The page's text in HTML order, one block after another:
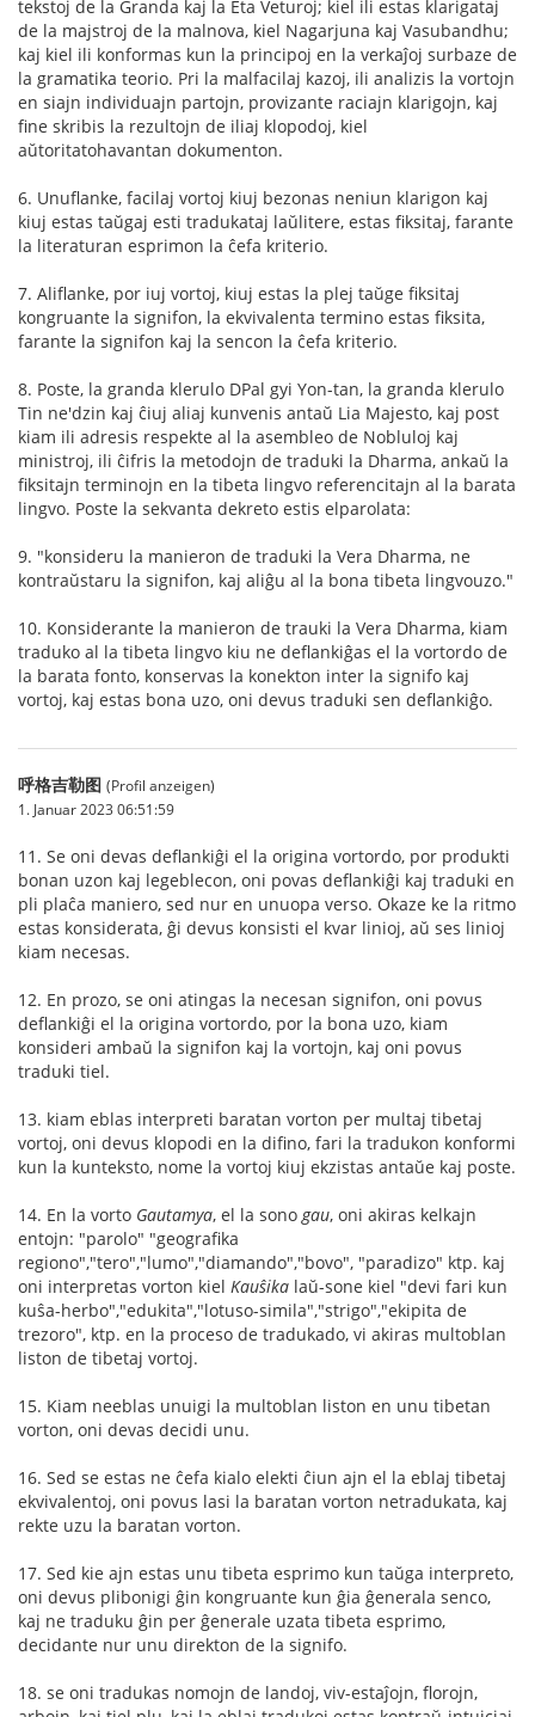
tekstoj de la Granda kaj la Eta Veturoj; kiel ili estas klarigataj
de la majstroj de la malnova, kiel Nagarjuna kaj Vasubandhu;
kaj kiel ili konformas kun la principoj en la verkaĵoj surbaze de
la gramatika teorio. Pri la malfacilaj kazoj, ili analizis la vortojn
en siajn individuajn partojn, provizante raciajn klarigojn, kaj
fine skribis la rezultojn de iliaj klopodoj, kiel
aŭtoritatohavantan dokumenton.
6. Unuflanke, facilaj vortoj kiuj bezonas neniun klarigon kaj
kiuj estas taŭgaj esti tradukataj laŭlitere, estas fiksitaj, farante
la literaturan esprimon la ĉefa kriterio.
7. Aliflanke, por iuj vortoj, kiuj estas la plej taŭge fiksitaj
kongruante la signifon, la ekvivalenta termino estas fiksita,
farante la signifon kaj la sencon la ĉefa kriterio.
8. Poste, la granda klerulo DPal gyi Yon-tan, la granda klerulo
Tin ne'dzin kaj ĉiuj aliaj kunvenis antaŭ Lia Majesto, kaj post
kiam ili adresis respekte al la asembleo de Nobluloj kaj
ministroj, ili ĉifris la metodojn de traduki la Dharma, ankaŭ la
fiksitajn terminojn en la tibeta lingvo referencitajn al la barata
lingvo. Poste la sekvanta dekreto estis elparolata:
9. "konsideru la manieron de traduki la Vera Dharma, ne
kontraŭstaru la signifon, kaj aliĝu al la bona tibeta lingvouzo."
10. Konsiderante la manieron de trauki la Vera Dharma, kiam
traduko al la tibeta lingvo kiu ne deflankiĝas el la vortordo de
la barata fonto, konservas la konekton inter la signifo kaj
vortoj, kaj estas bona uzo, oni devus traduki sen deflankiĝo.
呼格吉勒图 (Profil anzeigen)
1. Januar 2023 06:51:59
11. Se oni devas deflankiĝi el la origina vortordo, por produkti
bonan uzon kaj legeblecon, oni povas deflankiĝi kaj traduki en
pli plaĉa maniero, sed nur en unuopa verso. Okaze ke la ritmo
estas konsiderata, ĝi devus konsisti el kvar linioj, aŭ ses linioj
kiam necesas.
12. En prozo, se oni atingas la necesan signifon, oni povus
deflankiĝi el la origina vortordo, por la bona uzo, kiam
konsideri ambaŭ la signifon kaj la vortojn, kaj oni povus
traduki tiel.
13. kiam eblas interpreti baratan vorton per multaj tibetaj
vortoj, oni devus klopodi en la difino, fari la tradukon konformi
kun la kunteksto, nome la vortoj kiuj ekzistas antaŭe kaj poste.
14. En la vorto Gautamya, el la sonogau, oni akiras kelkajn
entojn: "parolo" "geografika
regiono","tero","lumo","diamando","bovo", "paradizo" ktp. kaj
oni interpretas vorton kiel Kauŝika laŭ-sone kiel "devi fari kun
kuŝa-herbo","edukita","lotuso-simila","strigo","ekipita de
trezoro", ktp. en la proceso de tradukado, vi akiras multoblan
liston de tibetaj vortoj.
15. Kiam neeblas unuigi la multoblan liston en unu tibetan
vorton, oni devas decidi unu.
16. Sed se estas ne ĉefa kialo elekti ĉiun ajn el la eblaj tibetaj
ekvivalentoj, oni povus lasi la baratan vorton netradukata, kaj
rekte uzu la baratan vorton.
17. Sed kie ajn estas unu tibeta esprimo kun taŭga interpreto,
oni devus plibonigi ĝin kongruante kun ĝia ĝenerala senco,
kaj ne traduku ĝin per ĝenerale uzata tibeta esprimo,
decidante nur unu direkton de la signifo.
18. se oni tradukas nomojn de landoj, viv-estaĵojn, florojn,